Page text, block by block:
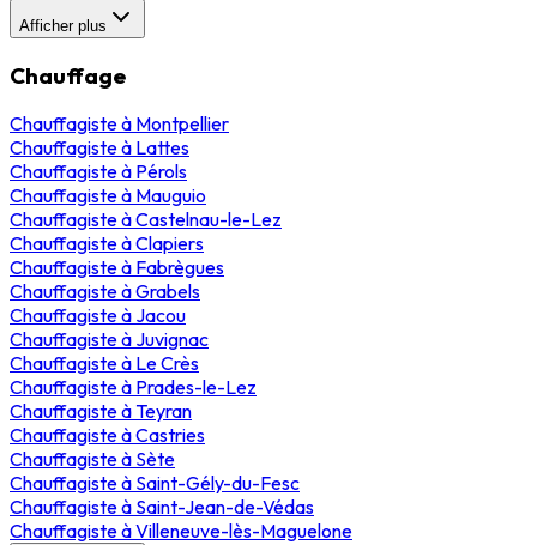
Afficher plus
Chauffage
Chauffagisteà Montpellier
Chauffagisteà Lattes
Chauffagisteà Pérols
Chauffagisteà Mauguio
ChauffagisteàCastelnau-le-Lez
ChauffagisteàClapiers
Chauffagisteà Fabrègues
ChauffagisteàGrabels
Chauffagisteà Jacou
Chauffagisteà Juvignac
Chauffagisteà Le Crès
Chauffagisteà Prades-le-Lez
ChauffagisteàTeyran
ChauffagisteàCastries
Chauffagisteà Sète
Chauffagisteà Saint-Gély-du-Fesc
Chauffagisteà Saint-Jean-de-Védas
ChauffagisteàVilleneuve-lès-Maguelone